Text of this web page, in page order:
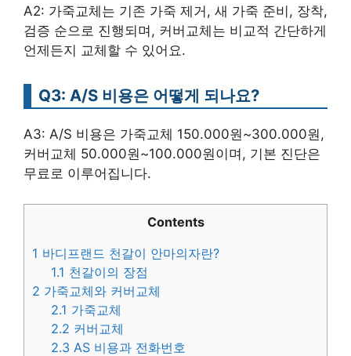
A2: 가죽교체는 기존 가죽 제거, 새 가죽 준비, 장착,
검증 순으로 진행되며, 커버교체는 비교적 간단하게
언제든지 교체할 수 있어요.
Q3: A/S 비용은 어떻게 되나요?
A3: A/S 비용은 가죽교체 150.000원~300.000원,
커버교체 50.000원~100.000원이며, 기본 진단은
무료로 이루어집니다.
Contents
1 바디프랜드 천갈이 안마의자란?
1.1 천갈이의 장점
2 가죽교체와 커버교체
2.1 가죽교체
2.2 커버교체
2.3 AS 비용과 전화번호